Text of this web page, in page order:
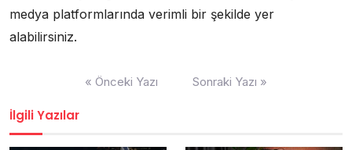
medya platformlarında verimli bir şekilde yer
alabilirsiniz.
« Önceki Yazı Sonraki Yazı »
İlgili Yazılar